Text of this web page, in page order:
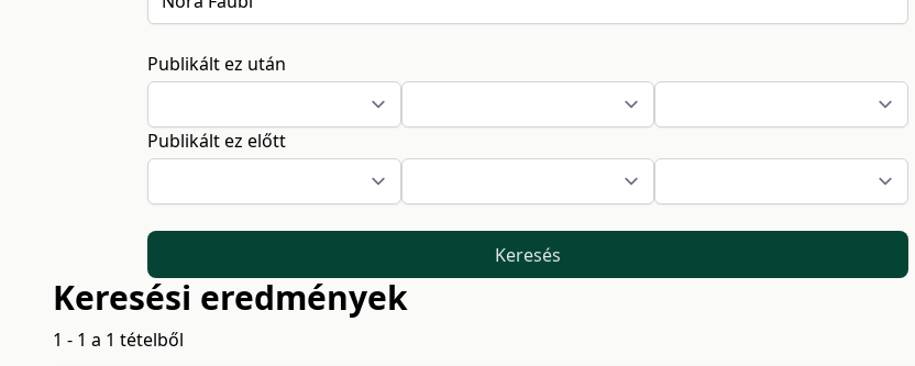
Publikált ez után
Publikált ez előtt
Keresés
Keresési eredmények
1 - 1 a 1 tételből